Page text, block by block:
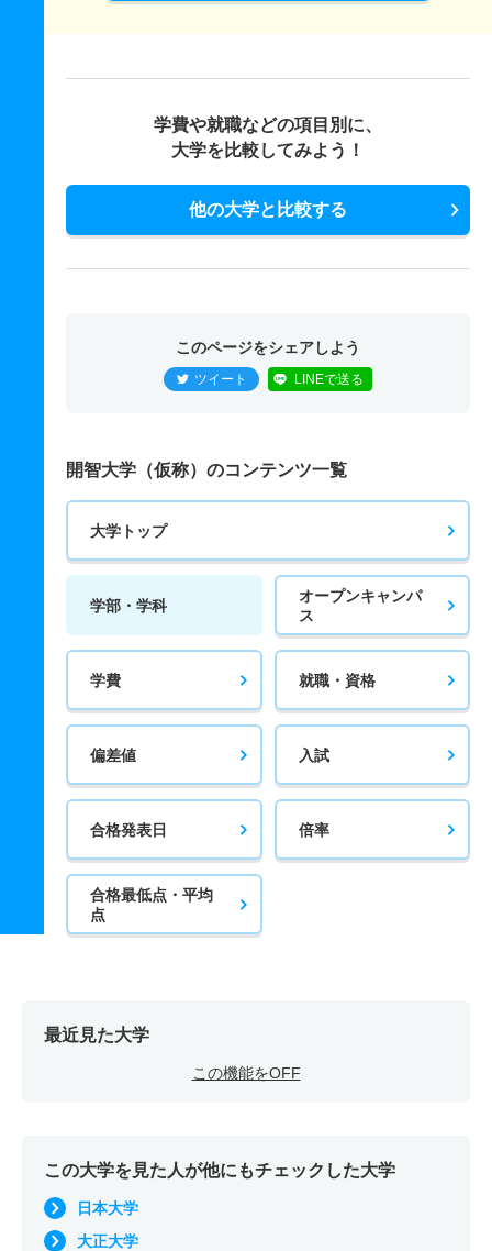
学費や就職などの項目別に、
大学を比較してみよう！
他の大学と比較する
このページをシェアしよう
ツイート LINEで送る
開智大学（仮称）のコンテンツ一覧
大学トップ
学部・学科
オープンキャンパ
ス
学費 就職・資格
偏差値 入試
合格発表日 倍率
合格最低点・平均
点
最近見た大学
この機能をOFF
この大学を見た人が他にもチェックした大学
日本大学
大正大学